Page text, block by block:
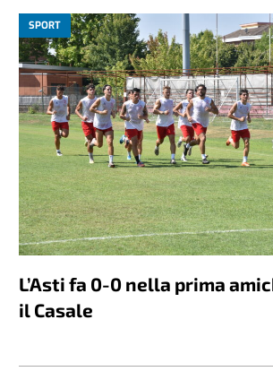
SPORT
L’Asti fa 0-0 nella prima
il Casale